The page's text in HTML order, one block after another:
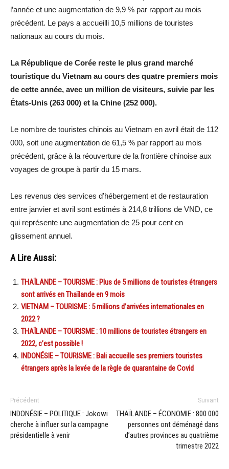
l’année et une augmentation de 9,9 % par rapport au mois
précédent. Le pays a accueilli 10,5 millions de touristes
nationaux au cours du mois.
La République de Corée reste le plus grand marché
touristique du Vietnam au cours des quatre premiers mois
de cette année, avec un million de visiteurs, suivie par les
États-Unis (263 000) et la Chine (252 000).
Le nombre de touristes chinois au Vietnam en avril était de 112
000, soit une augmentation de 61,5 % par rapport au mois
précédent, grâce à la réouverture de la frontière chinoise aux
voyages de groupe à partir du 15 mars.
Les revenus des services d’hébergement et de restauration
entre janvier et avril sont estimés à 214,8 trillions de VND, ce
qui représente une augmentation de 25 pour cent en
glissement annuel.
A Lire Aussi:
THAÏLANDE – TOURISME : Plus de 5 millions de touristes étrangers
sont arrivés en Thaïlande en 9 mois
VIETNAM – TOURISME : 5 millions d’arrivées internationales en
2022 ?
THAÏLANDE – TOURISME : 10 millions de touristes étrangers en
2022, c’est possible !
INDONÉSIE – TOURISME : Bali accueille ses premiers touristes
étrangers après la levée de la règle de quarantaine de Covid
Précédent
INDONÉSIE – POLITIQUE : Jokowi
cherche à influer sur la campagne
présidentielle à venir
Suivant
THAÏLANDE – ÉCONOMIE : 800 000
personnes ont déménagé dans
d’autres provinces au quatrième
trimestre 2022